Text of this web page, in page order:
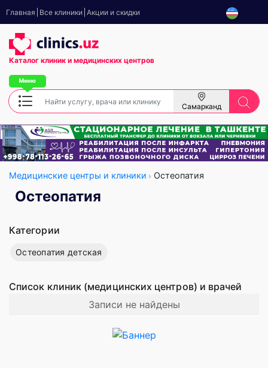
Главная Все клиники Акции и скидки
Каталог клиник и медицинских центров
Самарканд
Медицинские центры и клиники Остеопатия
Остеопатия
Категории
Остеопатия детская
Список клиник (медицинских центров) и врачей
Записи не найдены